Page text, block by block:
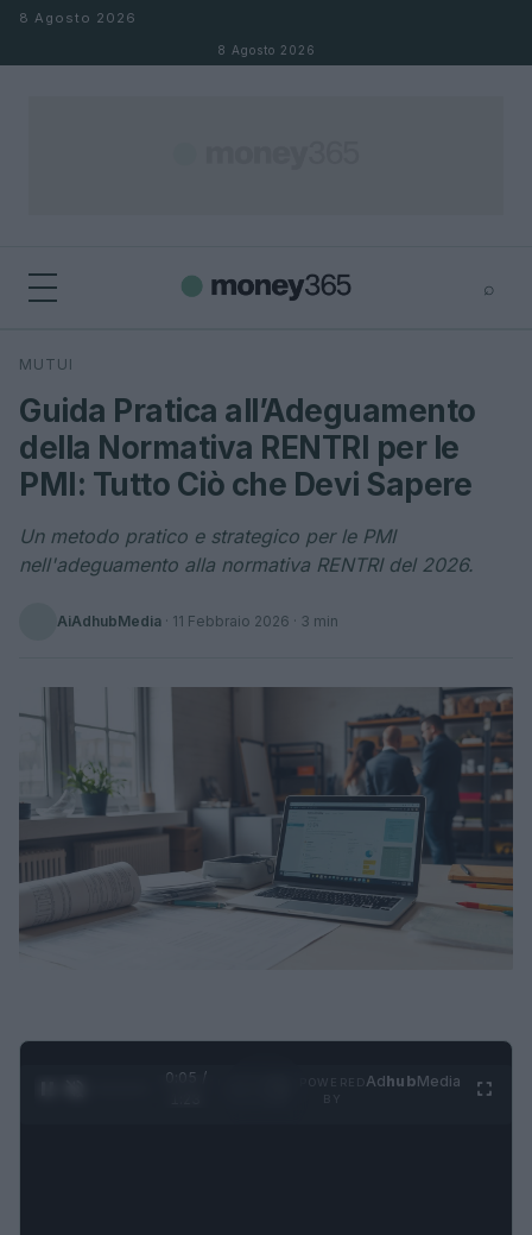
Salta al contenuto
8 Agosto 2026
8 Agosto 2026
⌕
Cerca
MUTUI
Guida Pratica all’Adeguamento
della Normativa RENTRI per le
PMI: Tutto Ciò che Devi Sapere
Un metodo pratico e strategico per le PMI
nell'adeguamento alla normativa RENTRI del 2026.
AiAdhubMedia · 11 Febbraio 2026 · 3 min
0:05 /
AdhubMedia